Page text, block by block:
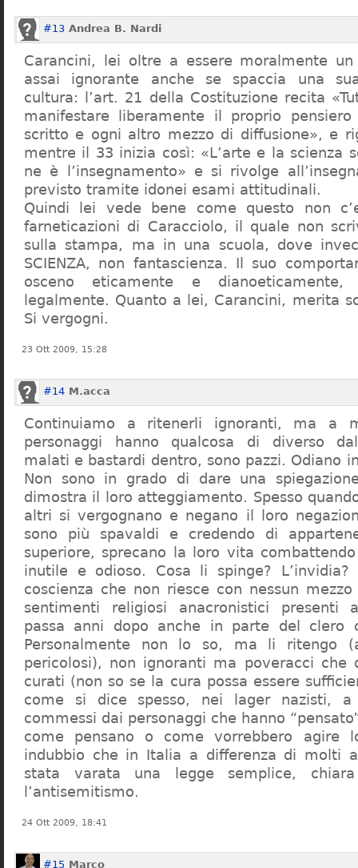
#13 Andrea B. Nardi
Carancini, lei oltre a essere moralmente
assai ignorante anche se spaccia una
cultura: l’art. 21 della Costituzione recita
manifestare liberamente il proprio
scritto e ogni altro mezzo di diffusione», e
mentre il 33 inizia così: «L’arte e la scienza
ne è l’insegnamento» e si rivolge
previsto tramite idonei esami attitudinali.
Quindi lei vede bene come questo non
farneticazioni di Caracciolo, il quale non
sulla stampa, ma in una scuola, dove
SCIENZA, non fantascienza. Il suo
osceno eticamente e dianoeticamente,
legalmente. Quanto a lei, Carancini, merita
Si vergogni.
23 Ott 2009, 15:28
#14 M.acca
Continuiamo a ritenerli ignoranti, ma a
personaggi hanno qualcosa di diverso
malati e bastardi dentro, sono pazzi. Odiano
Non sono in grado di dare una
dimostra il loro atteggiamento. Spesso
altri si vergognano e negano il loro
sono più spavaldi e credendo di
superiore, sprecano la loro vita
inutile e odioso. Cosa li spinge?
coscienza che non riesce con nessun
sentimenti religiosi anacronistici presenti
passa anni dopo anche in parte del clero
Personalmente non lo so, ma li ritengo
pericolosi), non ignoranti ma poveracci che
curati (non so se la cura possa essere
come si dice spesso, nei lager nazisti,
commessi dai personaggi che hanno
come pensano o come vorrebbero agire
indubbio che in Italia a differenza di molti
stata varata una legge semplice,
l’antisemitismo.
24 Ott 2009, 18:41
#15 Marco